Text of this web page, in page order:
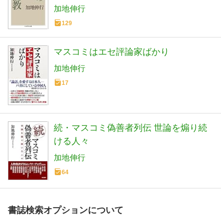
加地伸行
129
マスコミはエセ評論家ばかり
加地伸行
17
続・マスコミ偽善者列伝 世論を煽り続
ける人々
加地伸行
64
書誌検索オプションについて